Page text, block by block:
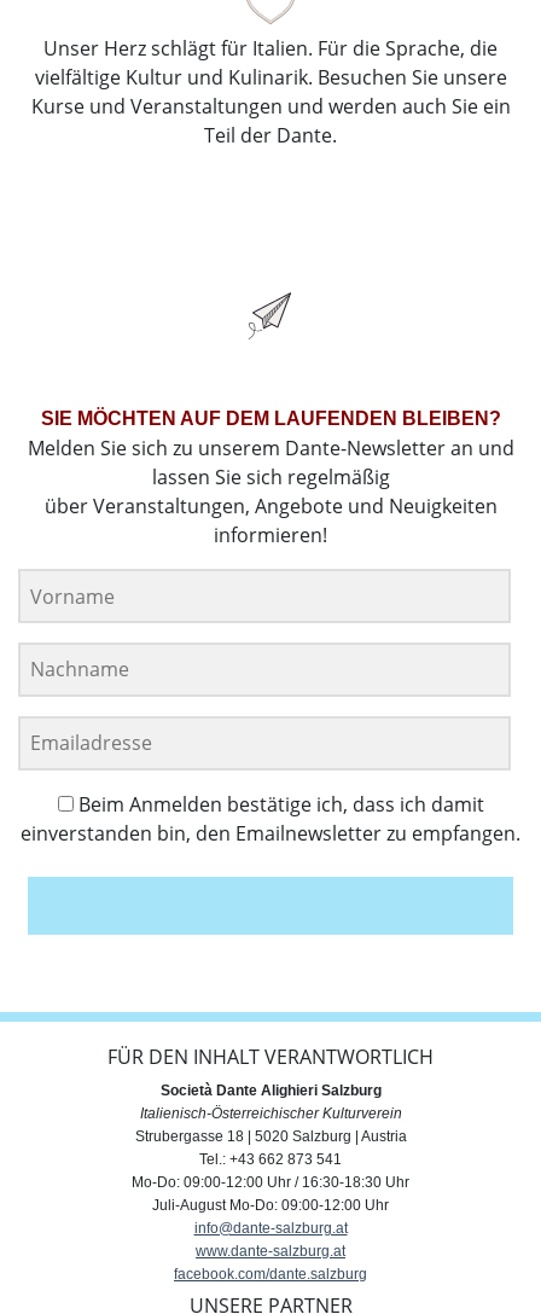
Unser Herz schlägt für Italien. Für die Sprache, die
vielfältige Kultur und Kulinarik. Besuchen Sie unsere
Kurse und Veranstaltungen und werden auch Sie ein
Teil der Dante.
SIE MÖCHTEN AUF DEM LAUFENDEN BLEIBEN?
Melden Sie sich zu unserem Dante-Newsletter an und
lassen Sie sich regelmäßig
über Veranstaltungen, Angebote und Neuigkeiten
informieren!
Beim Anmelden bestätige ich, dass ich damit
einverstanden bin, den Emailnewsletter zu empfangen.
FÜR DEN INHALT VERANTWORTLICH
Società Dante Alighieri Salzburg
Italienisch-Österreichischer Kulturverein
Strubergasse 18 | 5020 Salzburg | Austria
Tel.: +43 662 873 541
Mo-Do: 09:00-12:00 Uhr / 16:30-18:30 Uhr
Juli-August Mo-Do: 09:00-12:00 Uhr
info@dante-salzburg.at
www.dante-salzburg.at
facebook.com/dante.salzburg
UNSERE PARTNER